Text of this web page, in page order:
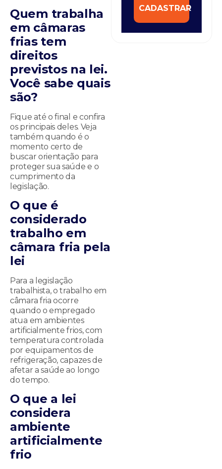
Quem trabalha
em câmaras
frias tem
direitos
previstos na lei.
Você sabe quais
são?
Fique até o final e confira
os principais deles. Veja
também quando é o
momento certo de
buscar orientação para
proteger sua saúde e o
cumprimento da
legislação.
O que é
considerado
trabalho em
câmara fria pela
lei
Para a legislação
trabalhista, o trabalho em
câmara fria ocorre
quando o empregado
atua em ambientes
artificialmente frios, com
temperatura controlada
por equipamentos de
refrigeração, capazes de
afetar a saúde ao longo
do tempo.
O que a lei
considera
ambiente
artificialmente
frio
CADASTRAR